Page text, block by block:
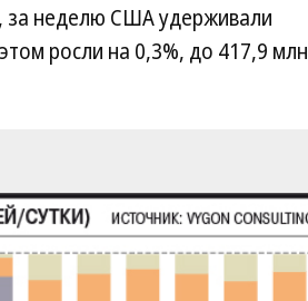
за неделю США удерживали
росли на 0,3%, до 417,9 млн